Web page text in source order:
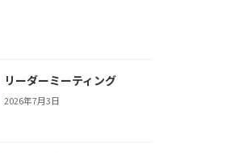
リーダーミーティング
2026年7月3日